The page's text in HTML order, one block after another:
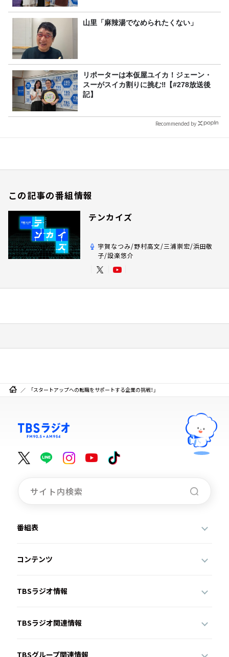
山里「麻辣湯でなめられたくない」
リポーターは本仮屋ユイカ！ジェーン・
スーがスイカ割りに挑む‼【#278放送後
記】
Recommended by
この記事の番組情報
テンカイズ
宇賀なつみ/野村高文/三浦崇宏/浜田敬
子/設楽悠介
「スタートアップへの転職をサポートする企業の挑戦！」
番組表
コンテンツ
TBSラジオ情報
TBSラジオ関連情報
TBSグループ関連情報